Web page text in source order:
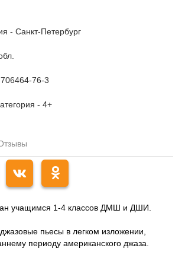
- Санкт-Петербург
76-3
- 4+
учащимся 1-4 классов ДМШ и ДШИ.
пьесы в легком изложении,
периоду американского джаза.